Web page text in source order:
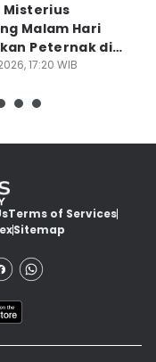
Misterius
Malam Hari
Peternak di
Tabanan
17:20 WIB
Terms of Services
Sitemap